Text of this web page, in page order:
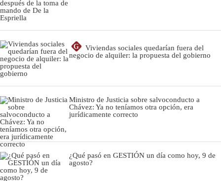
G
Viviendas sociales quedarían fuera del
negocio de alquiler: la propuesta del gobierno
Ministro de Justicia sobre salvoconducto a
Chávez: Ya no teníamos otra opción, era
jurídicamente correcto
¿Qué pasó en GESTIÓN un día como hoy, 9 de
agosto?